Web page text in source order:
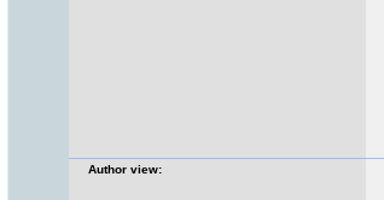
Author view: